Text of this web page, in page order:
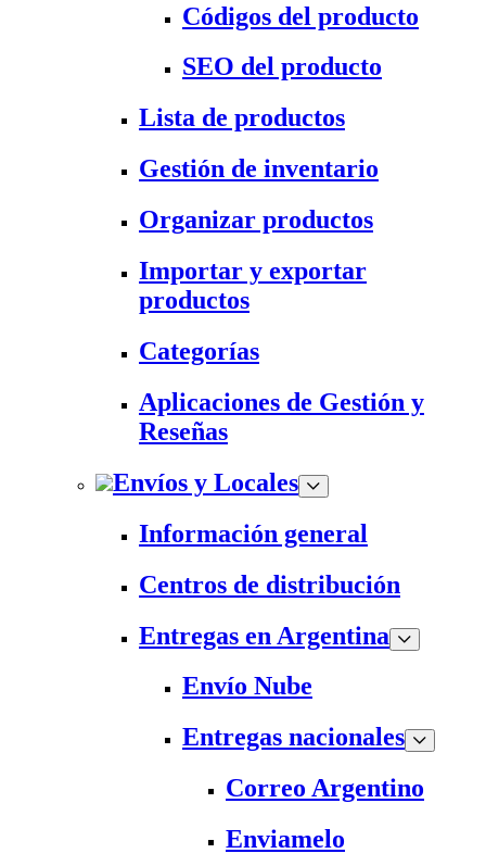
Códigos del producto
SEO del producto
Lista de productos
Gestión de inventario
Organizar productos
Importar y exportar
productos
Categorías
Aplicaciones de Gestión y
Reseñas
Envíos y Locales
Información general
Centros de distribución
Entregas en Argentina
Envío Nube
Entregas nacionales
Correo Argentino
Enviamelo